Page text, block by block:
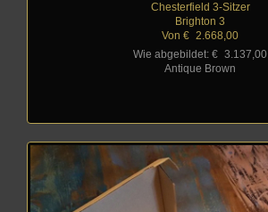
Chesterfield 3-Sitzer
Brighton 3
Von € 2.668,00
Wie abgebildet: € 3.137,00
Antique Brown